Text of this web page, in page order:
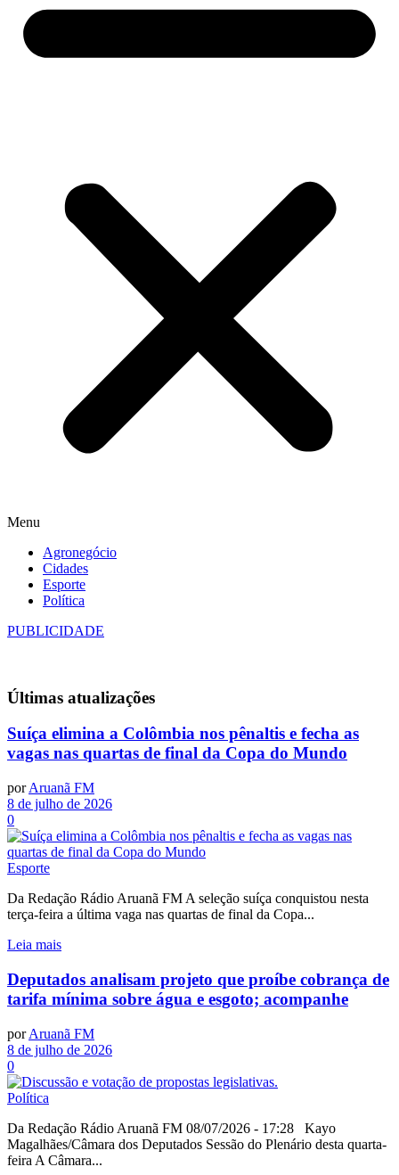
Menu
Agronegócio
Cidades
Esporte
Política
PUBLICIDADE
Últimas atualizações
Suíça elimina a Colômbia nos pênaltis e fecha as
vagas nas quartas de final da Copa do Mundo
por Aruanã FM
8 de julho de 2026
0
Esporte
Da Redação Rádio Aruanã FM A seleção suíça conquistou nesta
terça-feira a última vaga nas quartas de final da Copa...
Leia mais
Deputados analisam projeto que proíbe cobrança de
tarifa mínima sobre água e esgoto; acompanhe
por Aruanã FM
8 de julho de 2026
0
Política
Da Redação Rádio Aruanã FM 08/07/2026 - 17:28 Kayo
Magalhães/Câmara dos Deputados Sessão do Plenário desta quarta-
feira A Câmara...